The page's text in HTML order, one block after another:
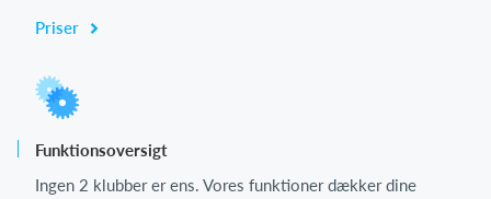
Priser
Funktionsoversigt
Ingen 2 klubber er ens. Vores funktioner dækker dine